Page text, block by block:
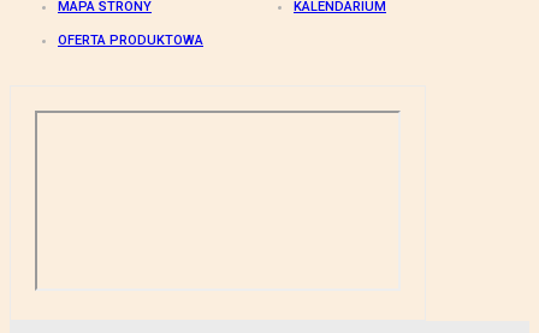
MAPA STRONY KALENDARIUM
OFERTA PRODUKTOWA